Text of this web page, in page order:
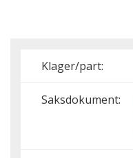
Klager/part:
Saksdokument: